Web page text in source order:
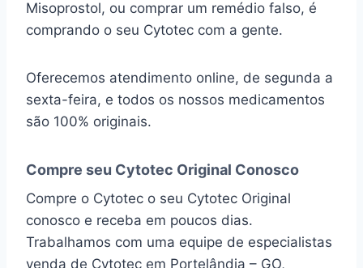
Misoprostol, ou comprar um remédio falso, é
comprando o seu Cytotec com a gente.
Oferecemos atendimento online, de segunda a
sexta-feira, e todos os nossos medicamentos
são 100% originais.
Compre seu Cytotec Original Conosco
Compre o Cytotec o seu Cytotec Original
conosco e receba em poucos dias.
Trabalhamos com uma equipe de especialistas
venda de Cytotec em Portelândia – GO,